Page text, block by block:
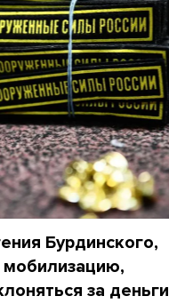
Бурдинского,
мобилизацию,
за деньги